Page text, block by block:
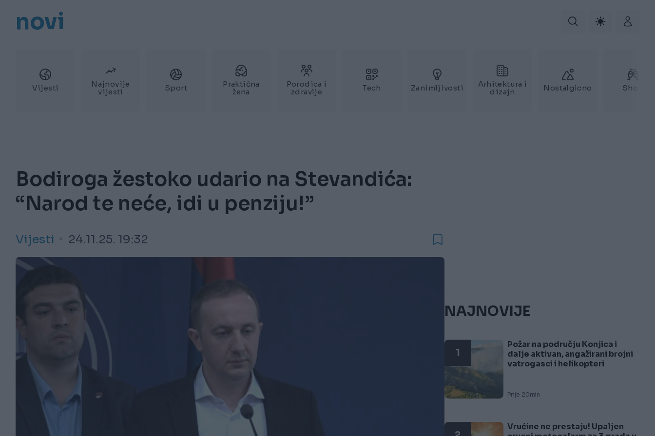
novi
Vijesti
Najnovije
vijesti
Sport
Praktična
žena
Porodica i
zdravlje
Tech Zanimljivosti
Arhitektura i
dizajn
Nostalgicno Show
Bodiroga žestoko udario na Stevandića:
“Narod te neće, idi u penziju!”
Vijesti 24.11.25. 19:32
NAJNOVIJE
1
Požar na području Konjica i
dalje aktivan, angažirani brojni
vatrogasci i helikopteri
Prije 20min
Vrućine ne prestaju! Upaljen